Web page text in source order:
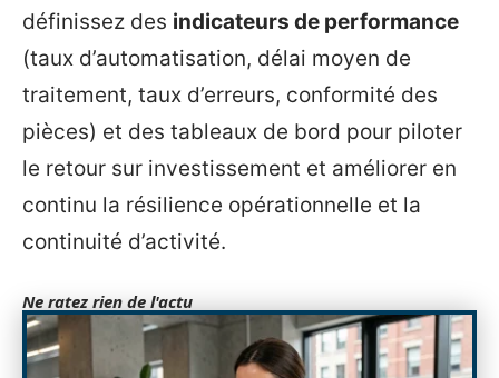
définissez des indicateurs de performance
(taux d’automatisation, délai moyen de
traitement, taux d’erreurs, conformité des
pièces) et des tableaux de bord pour piloter
le retour sur investissement et améliorer en
continu la résilience opérationnelle et la
continuité d’activité.
Ne ratez rien de l'actu